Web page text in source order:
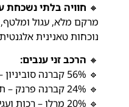
🔸 חוויה בלתי נשכחת
מרקם מלא, עגול
נוכחות טאנינית
🔸 הרכב זני ענבים:
🔹 56% קברנה סוביניון – מבנה ועמידות
🔹 24% קברנה פרנק – תיבול עדין ואלגנטיות
🔹 20% מרלו – רכות ועגילות